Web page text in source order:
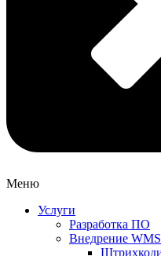
Меню
Услуги
Разработка ПО
Внедрение